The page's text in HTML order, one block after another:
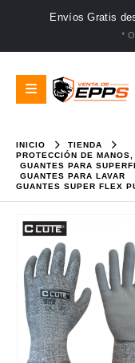
Envíos Gratis
*
INICIO
TIENDA
PROTECCIÓN DE MANOS
GUANTES PARA
GUANTES PARA LAVAR
GUANTES SUPER FLEX